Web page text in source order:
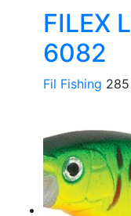
FILEX
6082
Fil Fishing 285